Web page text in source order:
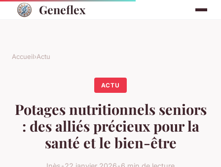
Geneflex
Accueil›Actu
ACTU
Potages nutritionnels seniors
: des alliés précieux pour la
santé et le bien-être